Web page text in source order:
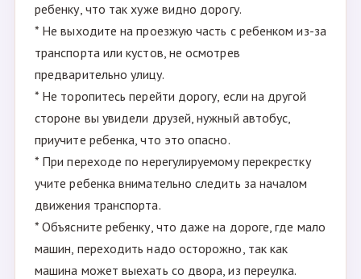
ребенку, что так хуже видно дорогу.
* Не выходите на проезжую часть с ребенком из-за
транспорта или кустов, не осмотрев
предварительно улицу.
* Не торопитесь перейти дорогу, если на другой
стороне вы увидели друзей, нужный автобус,
приучите ребенка, что это опасно.
* При переходе по нерегулируемому перекрестку
учите ребенка внимательно следить за началом
движения транспорта.
* Объясните ребенку, что даже на дороге, где мало
машин, переходить надо осторожно, так как
машина может выехать со двора, из переулка.